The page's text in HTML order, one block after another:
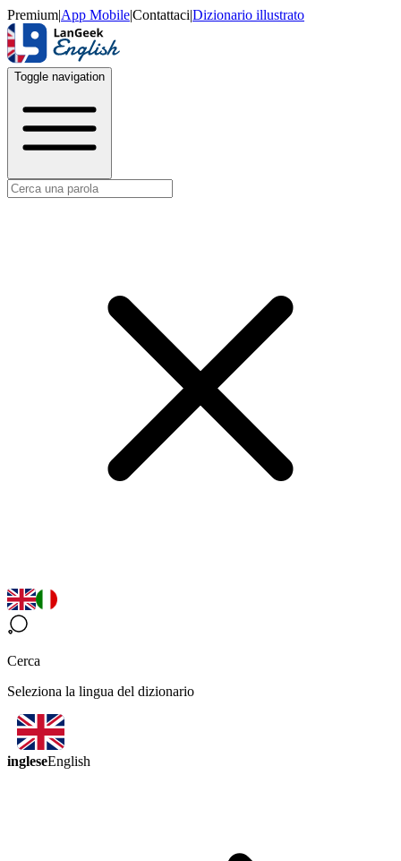
Premium|App Mobile|Contattaci|Dizionario illustrato
Toggle navigation
Cerca
Seleziona la lingua del dizionario
ingleseEnglish